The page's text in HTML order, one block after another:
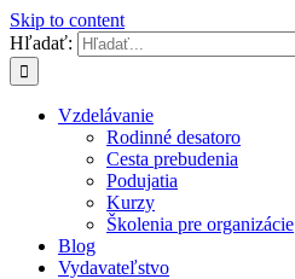
Skip to content
Hľadať:
Vzdelávanie
Rodinné desatoro
Cesta prebudenia
Podujatia
Kurzy
Školenia pre organizácie
Blog
Vydavateľstvo